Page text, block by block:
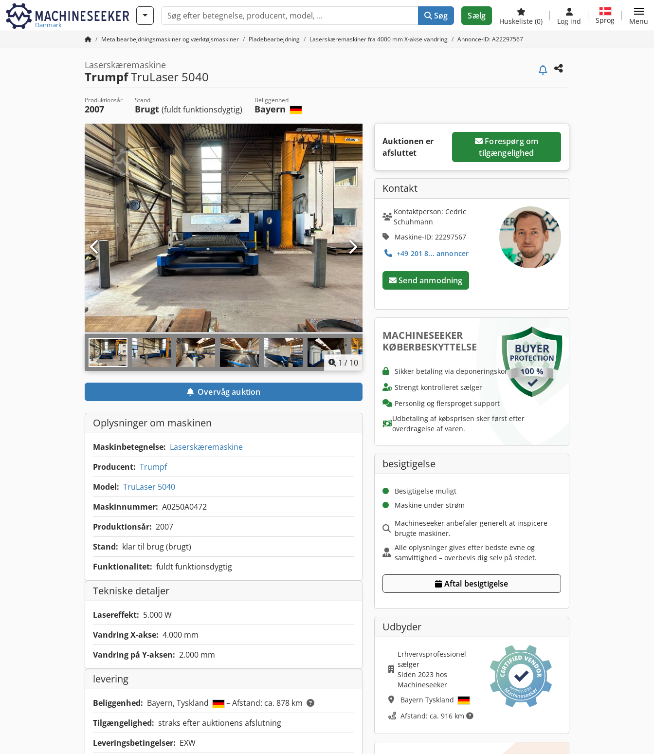
Danmark
Søg Sælg
Huskeliste (0) Log ind Sprog Menu
Metalbearbejdningsmaskiner og værktøjsmaskiner Pladebearbejdning Laserskæremaskiner fra 4000 mm X-akse vandring Annonce-ID: A22297567
Laserskæremaskine
TrumpfTruLaser 5040
Produktionsår
2007
Stand
Brugt (fuldt funktionsdygtig)
Beliggenhed
Bayern
1 / 10
Overvåg auktion
Oplysninger om maskinen
Maskinbetegnelse: Laserskæremaskine
Producent: Trumpf
Model: TruLaser 5040
Maskinnummer: A0250A0472
Produktionsår: 2007
Stand: klar til brug (brugt)
Funktionalitet: fuldt funktionsdygtig
Tekniske detaljer
Lasereffekt: 5.000 W
Vandring X-akse: 4.000 mm
Vandring på Y-aksen: 2.000 mm
levering
Beliggenhed: Bayern, Tyskland
– Afstand: ca. 878 km
Tilgængelighed: straks efter auktionens afslutning
Leveringsbetingelser: EXW
Auktionen er
afsluttet
Forespørg om
tilgængelighed
Kontakt
Kontaktperson: Cedric
Schuhmann
Maskine-ID: 22297567
+49 201 8... annoncer
Send anmodning
MACHINESEEKER
KØBERBESKYTTELSE
Sikker betaling via deponeringskonto
Strengt kontrolleret sælger
Personlig og flersproget support
Udbetaling af købsprisen sker først efter
overdragelse af varen.
besigtigelse
Besigtigelse muligt
Maskine under strøm
Machineseeker anbefaler generelt at inspicere
brugte maskiner.
Alle oplysninger gives efter bedste evne og
samvittighed – overbevis dig selv på stedet.
Aftal besigtigelse
Udbyder
Erhvervsprofessionel
sælger
Siden 2023 hos
Machineseeker
Bayern Tyskland
Afstand: ca. 916 km